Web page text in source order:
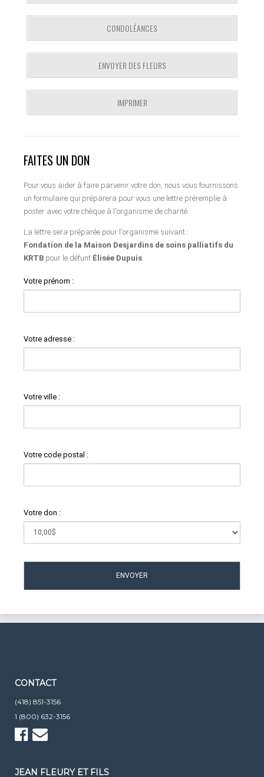
CONDOLÉANCES
ENVOYER DES FLEURS
IMPRIMER
FAITES UN DON
Pour vous aider à faire parvenir votre don, nous vous fournissons
un formulaire qui préparera pour vous une lettre préremplie à
poster avec votre chèque à l'organisme de charité.
La lettre sera préparée pour l'organisme suivant :
Fondation de la Maison Desjardins de soins palliatifs du
KRTB pour le défunt Élisée Dupuis
Votre prénom :
Votre adresse :
Votre ville :
Votre code postal :
Votre don :
CONTACT
(418) 851-3156
1 (800) 632-3156
JEAN FLEURY ET FILS